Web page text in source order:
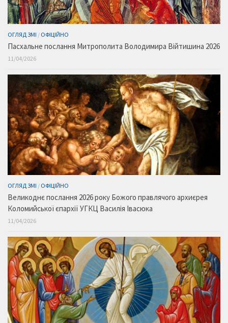
ОГЛЯД ЗМІ / ОФІЦІЙНО
Пасхальне послання Митрополита Володимира Війтишина 2026
11/04/2026
ОГЛЯД ЗМІ / ОФІЦІЙНО
Великоднє послання 2026 року Божого правлячого архиєрея
Коломийської єпархії УГКЦ Василія Івасюка
11/04/2026